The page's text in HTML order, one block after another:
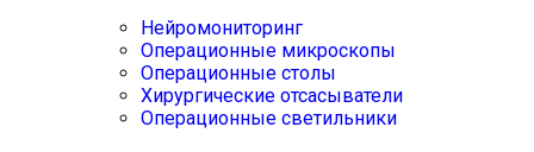
Нейромониторинг
Операционные микроскопы
Операционные столы
Хирургические отсасыватели
Операционные светильники